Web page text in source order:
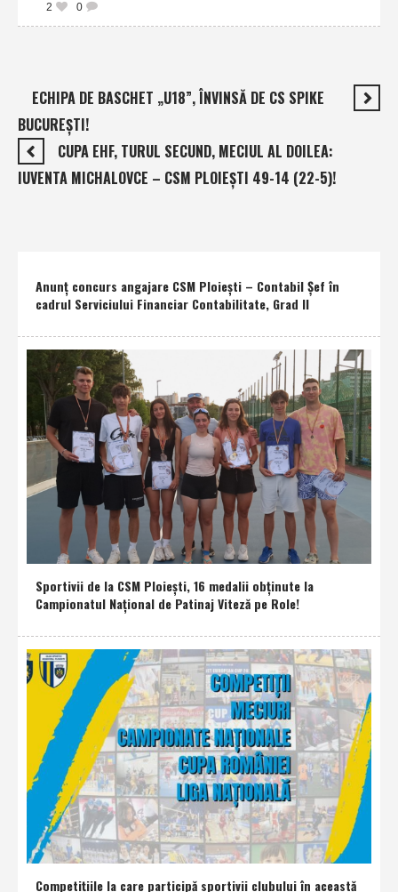
0
2
ECHIPA DE BASCHET „U18”, ÎNVINSĂ DE CS SPIKE
BUCUREŞTI!
CUPA EHF, TURUL SECUND, MECIUL AL DOILEA:
IUVENTA MICHALOVCE – CSM PLOIEŞTI 49-14 (22-5)!
Anunţ concurs angajare CSM Ploieşti – Contabil Şef în
cadrul Serviciului Financiar Contabilitate, Grad II
Sportivii de la CSM Ploieşti, 16 medalii obţinute la
Campionatul Naţional de Patinaj Viteză pe Role!
Competiţiile la care participă sportivii clubului în această